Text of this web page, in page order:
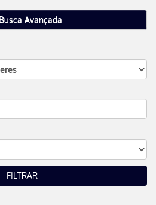
Busca Avançada